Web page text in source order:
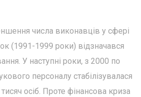
числа виконавців у сфері
(1991-1999 роки) відзначався
У наступні роки, з 2000 по
персоналу стабілізувалася
осіб. Проте фінансова криза